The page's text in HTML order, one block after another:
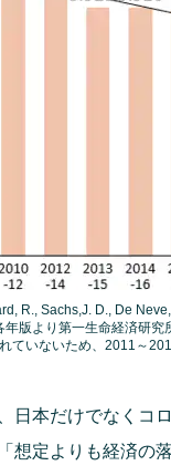
R., Sachs,J. D., De
年版より第一生命経済研
ていないため、2011～
日本だけでなくコ
想定よりも経済の